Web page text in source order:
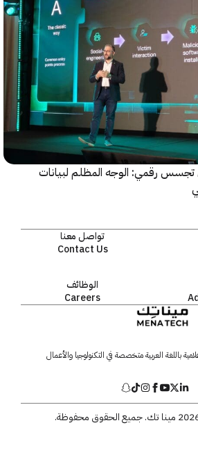
الوجه المظلم لبيانات
تواصل معنا
Contact Us
الوظائف
Careers
العربية متخصصة في التكنولوجيا والأعمال